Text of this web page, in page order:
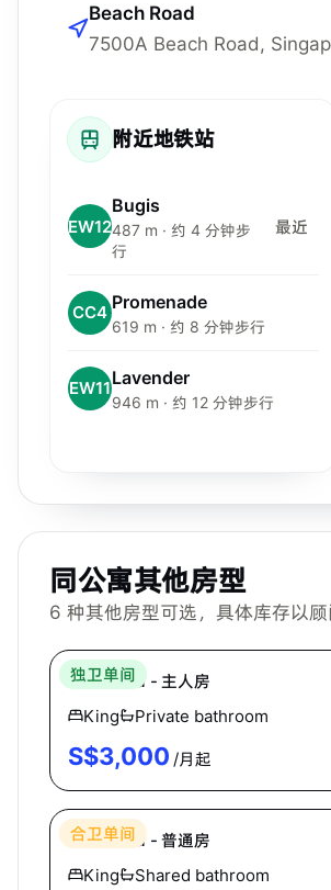
Beach Road
7500A Beach Road,
附近地铁站
EW12
Bugis
487 m · 约 4 分钟步
行
最近
CC4 Promenade
619 m · 约 8 分钟步行
EW11Lavender
946 m · 约 12 分钟步行
同公寓其他房型
6 种其他房型可选，具体库存以顾
独卫单间
The Plaza - 主人房
King
Private bathroom
S$3,000 /月起
合卫单间
The Plaza - 普通房
King
Shared bathroom